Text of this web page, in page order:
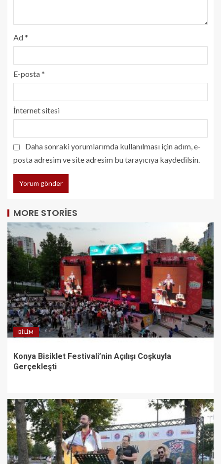
Ad*
E-posta*
İnternet sitesi
Daha sonraki yorumlarımda kullanılması için adım, e-
posta adresim ve site adresim bu tarayıcıya kaydedilsin.
MORE STORIES
BILIM
Konya Bisiklet Festivali’nin Açılışı Coşkuyla
Gerçekleşti